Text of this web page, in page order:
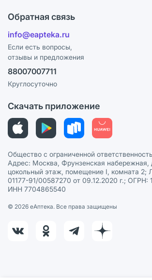
Ответы на вопросы
Блог
Поставщики
Лицензия
Реклама на сайте
Ваши товары на ЕАПТЕКЕ
Программа СберСпасибо
Политика конфиденциальности
Пользовательское соглашение
Политика рекомендаций
Этика и соответствие
Политика в отношении обработки
Обратная связь
info@eapteka.ru
Если есть вопросы,
отзывы и предложения
88007007711
Круглосуточно
Скачать приложение
Общество с ограниченной
Адрес: Москва, Фрунзенская набережная,
цокольный этаж, помещение I, комната 2;
01177-91/00587270 от 09.12.2020 г.; ОГРН:
ИНН 7704865540
© 2026 eАптека. Все права защищены